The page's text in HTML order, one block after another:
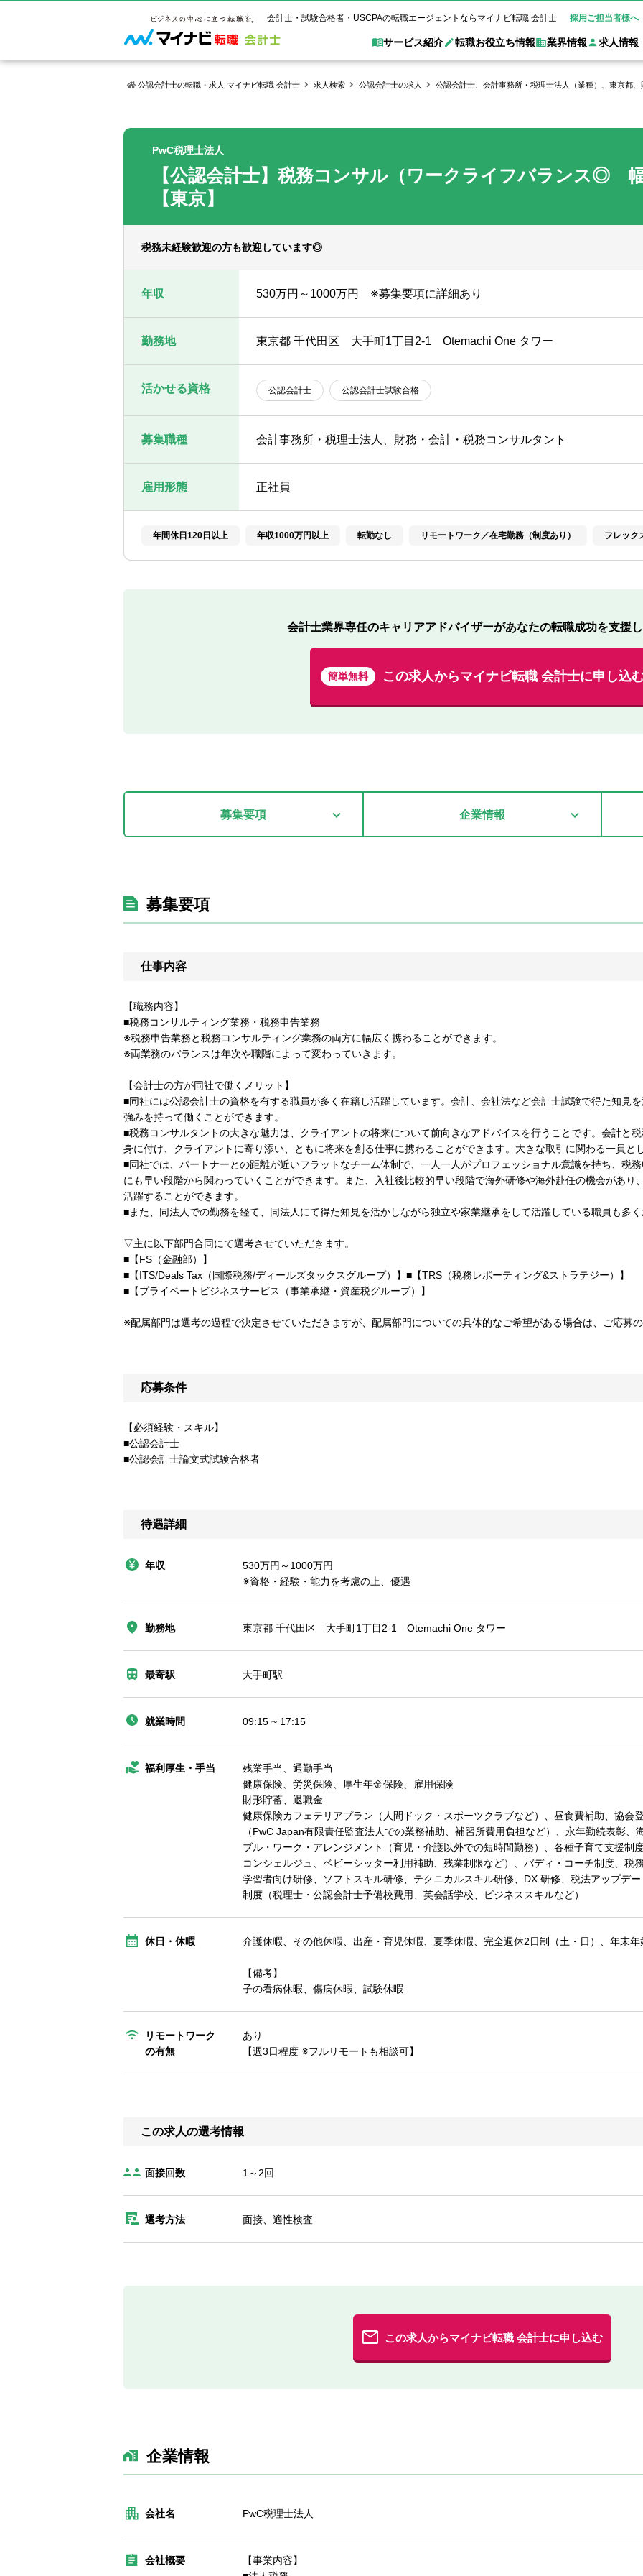
会計士・試験合格者・USCPAの転職エージェントならマイナビ転職 会計士 採用ご担当者様へ
サービス紹介
サービス紹介
よくあるご質問 キャリアアドバイザーのご紹介
非公
転職お役立ち情報
転職お役立ち情報
はじめての転職の方へ USCPAの転職
転職活動お役
会計士・試験合
業界情報
業界情報
試験科目一覧 会計士が活躍できる転職先
求人情報
求人情報
公認会計士試験合格
公認会計士の転職・求人 マイナビ転職 会計士 求人検索 公認会計士の求人 公認会計士、会計事務所・税理士法人（業種）、東京都
PwC税理士法人
【公認会計士】税務コンサル（ワークライフバランス◎
【東京】
税務未経験歓迎の方も歓迎しています◎
年収 530万円～1000万円 ※募集要項に詳細あり
勤務地 東京都 千代田区 大手町1丁目2-1 Otemachi One タワー
活かせる資格 公認会計士 公認会計士試験合格
募集職種 会計事務所・税理士法人、財務・会計・税務コンサルタント
雇用形態 正社員
年間休日120日以上 年収1000万円以上 転勤なし リモートワーク／在宅勤務（制度あり） フレック
会計士業界専任のキャリアアドバイザーがあなたの転職成功を支援し
簡単無料 この求人からマイナビ転職 会計士に申し込
募集要項 企業情報
募集要項
仕事内容
【職務内容】
■税務コンサルティング業務・税務申告業務
※税務申告業務と税務コンサルティング業務の両方に幅広く携わることができます。
※両業務のバランスは年次や職階によって変わっていきます。
【会計士の方が同社で働くメリット】
■同社には公認会計士の資格を有する職員が多く在籍し活躍しています。会計、会社法など会計士試験で得た知見
強みを持って働くことができます。
■税務コンサルタントの大きな魅力は、クライアントの将来について前向きなアドバイスを行うことです。会計と
身に付け、クライアントに寄り添い、ともに将来を創る仕事に携わることができます。大きな取引に関わる一員と
■同社では、パートナーとの距離が近いフラットなチーム体制で、一人一人がプロフェッショナル意識を持ち、税
にも早い段階から関わっていくことができます。また、入社後比較的早い段階で海外研修や海外赴任の機会があり
活躍することができます。
■また、同法人での勤務を経て、同法人にて得た知見を活かしながら独立や家業継承をして活躍している職員も多く
▽主に以下部門合同にて選考させていただきます。
■【FS（金融部）】
■【ITS/Deals Tax（国際税務/ディールズタックスグループ）】■【TRS（税務レポーティング&ストラテジー）】
■【プライベートビジネスサービス（事業承継・資産税グループ）】
※配属部門は選考の過程で決定させていただきますが、配属部門についての具体的なご希望がある場合は、ご応募の
応募条件
【必須経験・スキル】
■公認会計士
■公認会計士論文式試験合格者
待遇詳細
年収
530万円～1000万円
※資格・経験・能力を考慮の上、優遇
勤務地 東京都 千代田区 大手町1丁目2-1 Otemachi One タワー
最寄駅 大手町駅
就業時間 09:15 ~ 17:15
福利厚生・手当
残業手当、通勤手当
健康保険、労災保険、厚生年金保険、雇用保険
財形貯蓄、退職金
健康保険カフェテリアプラン（人間ドック・スポーツクラブなど）、昼食費補助、協会
（PwC Japan有限責任監査法人での業務補助、補習所費用負担など）、永年勤続表彰
ブル・ワーク・アレンジメント（育児・介護以外での短時間勤務）、各種子育て支援制
コンシェルジュ、ベビーシッター利用補助、残業制限など）、バディ・コーチ制度、税
学習者向け研修、ソフトスキル研修、テクニカルスキル研修、DX 研修、税法アップデ
制度（税理士・公認会計士予備校費用、英会話学校、ビジネススキルなど）
休日・休暇 介護休暇、その他休暇、出産・育児休暇、夏季休暇、完全週休2日制（土・日）、年末
【備考】
子の看病休暇、傷病休暇、試験休暇
リモートワーク
の有無
あり
【週3日程度 ※フルリモートも相談可】
この求人の選考情報
面接回数 1～2回
選考方法 面接、適性検査
この求人からマイナビ転職 会計士に申し込む
企業情報
会社名 PwC税理士法人
会社概要
【事業内容】